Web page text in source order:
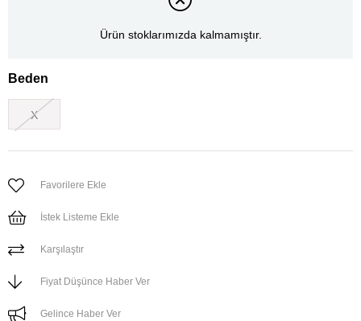
Ürün stoklarımızda kalmamıştır.
Beden
X
Favorilere Ekle
İstek Listeme Ekle
Karşılaştır
Fiyat Düşünce Haber Ver
Gelince Haber Ver